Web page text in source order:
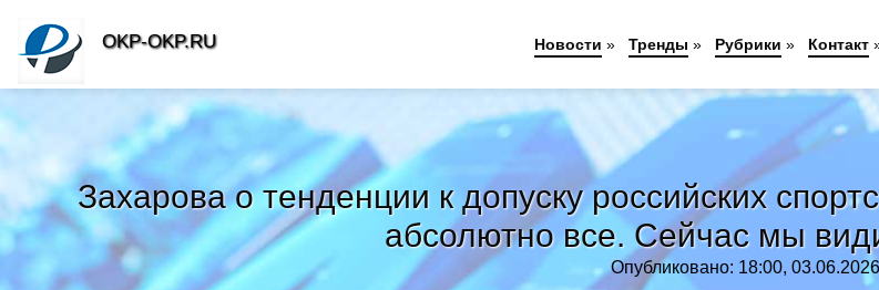
Захарова о тенденции к допуску российских
абсолютно все. Сейчас мы
Опубликовано: 18:00, 03.06.2026
OKP-OKP.RU Новости » Тренды » Рубрики » Контакт